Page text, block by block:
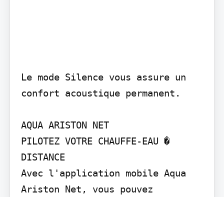
Le mode Silence vous assure un
confort acoustique permanent.
AQUA ARISTON NET
PILOTEZ VOTRE CHAUFFE-EAU �
DISTANCE
Avec l'application mobile Aqua
Ariston Net, vous pouvez